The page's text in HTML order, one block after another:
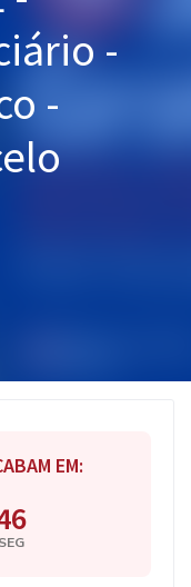
-
-
EM:
SEG